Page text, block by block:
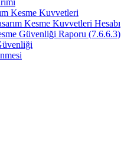
Kesme Kuvvetleri
Kesme Kuvvetleri Hesabı
Güvenliği Raporu (7.6.6.3)